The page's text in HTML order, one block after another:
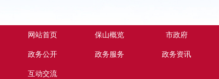
网站首页 保山概览 市政府
政务公开 政务服务 政务资讯
互动交流